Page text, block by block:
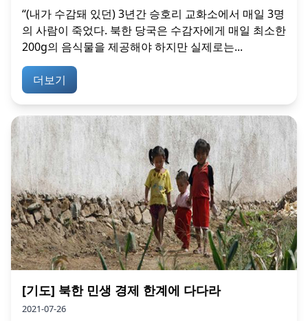
“(내가 수감돼 있던) 3년간 승호리 교화소에서 매일 3명
의 사람이 죽었다. 북한 당국은 수감자에게 매일 최소한
200g의 음식물을 제공해야 하지만 실제로는...
더보기
[기도] 북한 민생 경제 한계에 다다라
2021-07-26